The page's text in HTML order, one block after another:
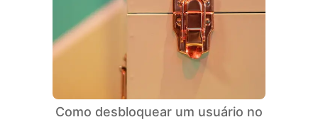
Como desbloquear um usuário no